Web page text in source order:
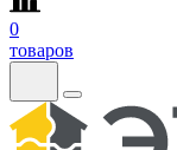
0
товаров